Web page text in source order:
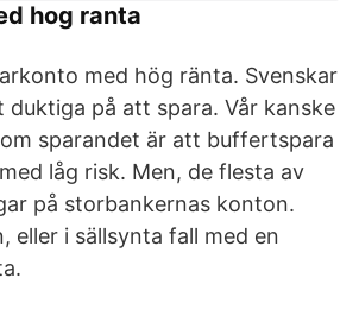
hog ranta
med hög ränta. Svenskar
duktiga på att spara. Vår kanske
sparandet är att buffertspara
låg risk. Men, de flesta av
på storbankernas konton.
eller i sällsynta fall med en